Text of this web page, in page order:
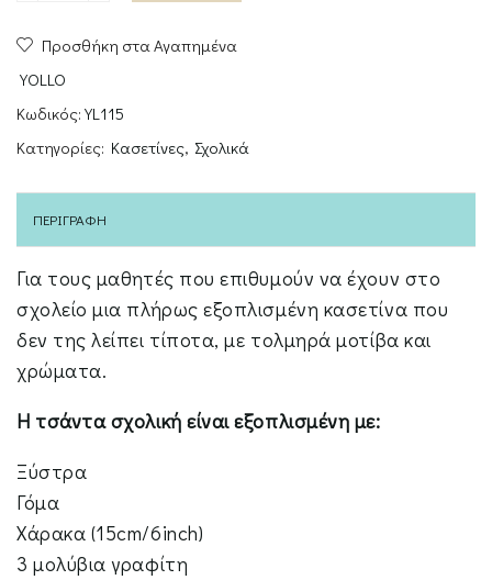
ποσότητα
Προσθήκη στα Αγαπημένα
YOLLO
Κωδικός: YL115
Κατηγορίες: Κασετίνες, Σχολικά
ΠΕΡΙΓΡΑΦΉ
Για τους μαθητές που επιθυμούν να έχουν στο
σχολείο μια πλήρως εξοπλισμένη κασετίνα που
δεν της λείπει τίποτα, με τολμηρά μοτίβα και
χρώματα.
Η τσάντα σχολική είναι εξοπλισμένη με:
Ξύστρα
Γόμα
Χάρακα (15cm/6inch)
3 μολύβια γραφίτη